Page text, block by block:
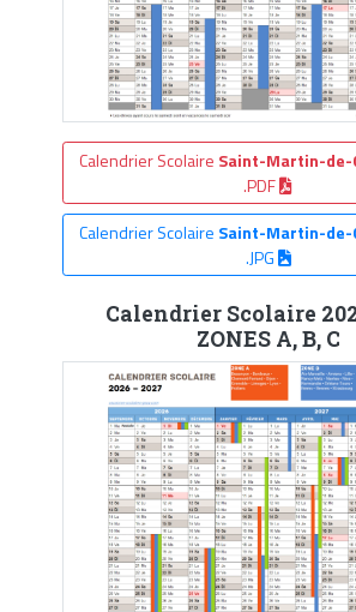
Calendrier Scolaire Saint-Martin-de-
.PDF
Calendrier Scolaire Saint-Martin-de-
.JPG
Calendrier Scolaire
ZONES A, B, C